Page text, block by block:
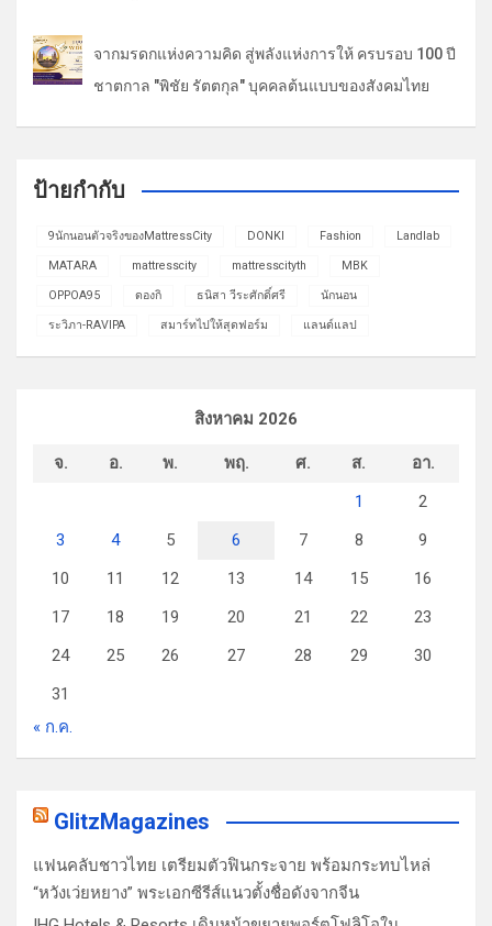
จากมรดกแห่งความคิด สู่พลังแห่งการให้ ครบรอบ 100 ปี
ชาตกาล "พิชัย รัตตกุล" บุคคลต้นแบบของสังคมไทย
ป้ายกำกับ
9นักนอนตัวจริงของMattressCity DONKI Fashion Landlab
MATARA mattresscity mattresscityth MBK
OPPOA95 ดองกิ ธนิสา วีระศักดิ์ศรี นักนอน
ระวิภา-RAVIPA สมาร์ทไปให้สุดฟอร์ม แลนด์แลป
สิงหาคม 2026
จ. อ. พ. พฤ. ศ. ส.
อา.
1
2
3
4 5 6 7 8
9
10
11 12 13 14 15
16
17
18 19 20 21 22
23
24
25 26 27 28 29
30
31
« ก.ค.
GlitzMagazines
แฟนคลับชาวไทย เตรียมตัวฟินกระจาย พร้อมกระทบไหล่
“หวังเว่ยหยาง” พระเอกซีรีส์แนวตั้งชื่อดังจากจีน